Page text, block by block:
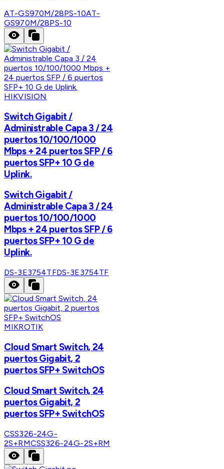
AT-GS970M/28PS-10AT-
GS970M/28PS-10
HIKVISION
Switch Gigabit /
Administrable Capa 3 / 24
puertos 10/100/1000
Mbps + 24 puertos SFP / 6
puertos SFP+ 10 G de
Uplink.
Switch Gigabit /
Administrable Capa 3 / 24
puertos 10/100/1000
Mbps + 24 puertos SFP / 6
puertos SFP+ 10 G de
Uplink.
DS-3E3754TFDS-3E3754TF
MIKROTIK
Cloud Smart Switch, 24
puertos Gigabit, 2
puertos SFP+ SwitchOS
Cloud Smart Switch, 24
puertos Gigabit, 2
puertos SFP+ SwitchOS
CSS326-24G-
2S+RMCSS326-24G-2S+RM